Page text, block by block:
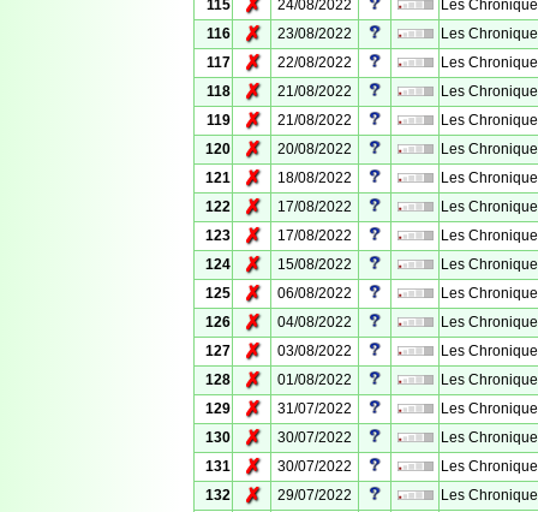
115
✗ 24/08/2022
Les
116
✗ 23/08/2022
Les
117
✗ 22/08/2022
Les
118
✗ 21/08/2022
Les
119
✗ 21/08/2022
Les
120
✗ 20/08/2022
Les
121
✗ 18/08/2022
Les
122
✗ 17/08/2022
Les
123
✗ 17/08/2022
Les
124
✗ 15/08/2022
Les
125
✗ 06/08/2022
Les
126
✗ 04/08/2022
Les
127
✗ 03/08/2022
Les
128
✗ 01/08/2022
Les
129
✗ 31/07/2022
Les
130
✗ 30/07/2022
Les
131
✗ 30/07/2022
Les
132
✗ 29/07/2022
Les